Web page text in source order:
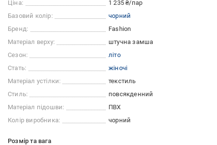
Ціна:
1 235 ₴/пар
Базовий колір:
чорний
Бренд:
Fashion
Матеріал верху:
штучна замша
Сезон:
літо
Стать:
жіночі
Матеріал устілки:
текстиль
Стиль:
повсякденний
Матеріал підошви:
ПВХ
Колір виробника:
чорний
Розмір та вага